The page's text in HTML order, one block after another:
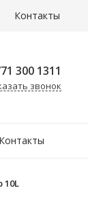
Контакты
300 1311
звонок
Контакты
10L